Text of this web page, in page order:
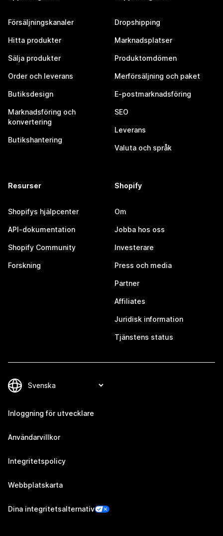
Försäljningskanaler
Hitta produkter
Sälja produkter
Order och leverans
Butiksdesign
Marknadsföring och
konvertering
Butikshantering
Dropshipping
Marknadsplatser
Produktomdömen
Merförsäljning och paket
E-postmarknadsföring
SEO
Leverans
Valuta och språk
Resurser
Shopifys hjälpcenter
API-dokumentation
Shopify Community
Forskning
Shopify
Om
Jobba hos oss
Investerare
Press och media
Partner
Affiliates
Juridisk information
Tjänstens status
Inloggning för utvecklare
Användarvillkor
Integritetspolicy
Webbplatskarta
Dina integritetsalternativ